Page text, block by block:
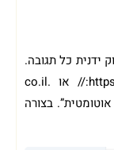
ידנית כל תגובה.
לכן, מגדירים פילטרים כמו “אם מופיע https:// או .co.il
בצורה